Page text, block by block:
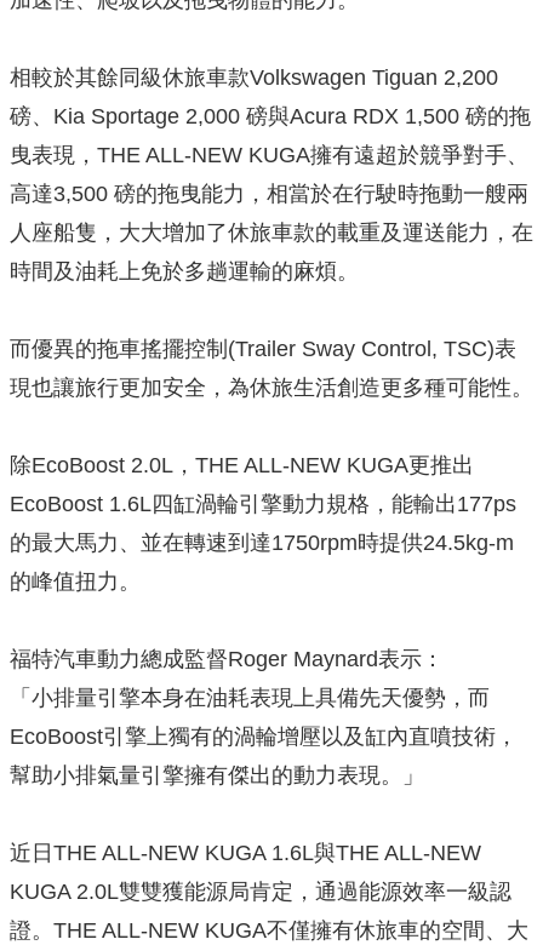
相較於其餘同級休旅車款Volkswagen Tiguan 2,200
磅、Kia Sportage 2,000 磅與Acura RDX 1,500 磅的拖
曳表現，THE ALL-NEW KUGA擁有遠超於競爭對手、
高達3,500 磅的拖曳能力，相當於在行駛時拖動一艘兩
人座船隻，大大增加了休旅車款的載重及運送能力，在
時間及油耗上免於多趟運輸的麻煩。
而優異的拖車搖擺控制(Trailer Sway Control, TSC)表
現也讓旅行更加安全，為休旅生活創造更多種可能性。
除EcoBoost 2.0L，THE ALL-NEW KUGA更推出
EcoBoost 1.6L四缸渦輪引擎動力規格，能輸出177ps
的最大馬力、並在轉速到達1750rpm時提供24.5kg-m
的峰值扭力。
福特汽車動力總成監督Roger Maynard表示：
「小排量引擎本身在油耗表現上具備先天優勢，而
EcoBoost引擎上獨有的渦輪增壓以及缸內直噴技術，
幫助小排氣量引擎擁有傑出的動力表現。」
近日THE ALL-NEW KUGA 1.6L與THE ALL-NEW
KUGA 2.0L雙雙獲能源局肯定，通過能源效率一級認
證。THE ALL-NEW KUGA不僅擁有休旅車的空間、大